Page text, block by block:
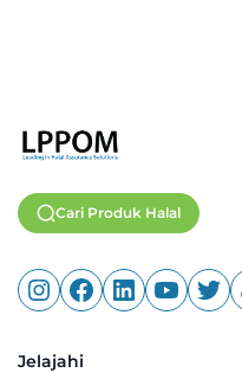
Cari Produk Halal
Jelajahi